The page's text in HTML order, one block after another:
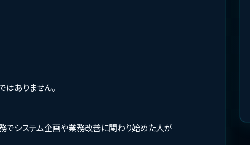
はありません。
でシステム企画や業務改善に関わり始めた人が